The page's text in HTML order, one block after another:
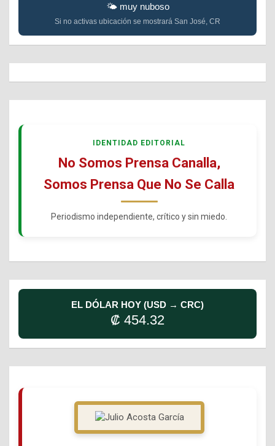
🌤️ muy nuboso
Si no activas ubicación se mostrará San José, CR
IDENTIDAD EDITORIAL
No Somos Prensa Canalla,
Somos Prensa Que No Se Calla
Periodismo independiente, crítico y sin miedo.
EL DÓLAR HOY (USD → CRC)
₡ 454.32